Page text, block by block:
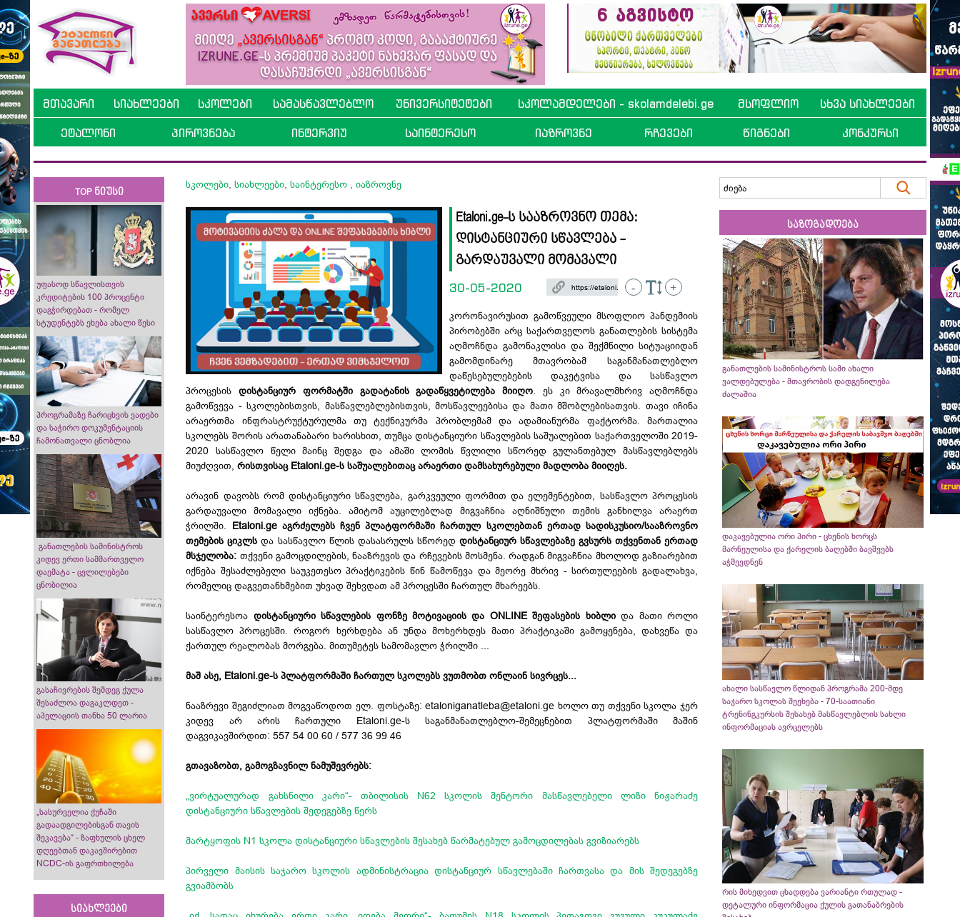
მთავარი სიახლეები სკოლები სამასწავლებლო უნივერსიტეტები სკოლამდელები - skolamdelebi.ge მსოფლიო სხვა სიახლეები
ეტალონი პიროვნება ინტერვიუ საინტერესო იაზროვნე რჩევები წიგნები კონკურსი
TOP ნიუსი
უფასოდ სწავლისთვის
კრედიტების 100 პროცენტი
დაგჭირდებათ - რომელ
სტუდენტებს ეხება ახალი წესი
პროგრამაზე ჩარიცხვის ვადები
და საჭირო დოკუმენტაციის
ჩამონათვალი ცნობლია
განათლების სამინისტროს
კიდევ ერთი სამმართველო
დაემატა - ცვლილებები
ცნობილია
გასაჩივრების შემდეგ ქულა
შესაძლოა დაგაკლდეთ -
აპელაციის თანხა 50 ლარია
„სასურველია ქუჩაში
გადაადგილებისგან თავის
შეკავება“ - ზაფხულის ცხელ
დღეებთან დაკავშირებით
NCDC-ის გაფრთხილება
სიახლეები
სკოლები ,სიახლეები ,საინტერესო ,იაზროვნე
Etaloni.ge-ს სააზროვნო თემა:
დისტანციური სწავლება -
გარდაუვალი მომავალი
30-05-2020 - +
კორონავირუსით გამოწვეული მსოფლიო პანდემიის
პირობებში არც საქართველოს განათლების სისტემა
აღმოჩნდა გამონაკლისი და შექმნილი სიტუაციიდან
გამომდინარე მთავრობამ საგანმანათლებლო
დაწესებულებების დაკეტვისა და სასწავლო
პროცესისდისტანციურ ფორმატში გადატანის გადაწყვეტილება მიიღო . ეს კი მრავალმხრივ აღმოჩნდა
გამოწვევა - სკოლებისთვის, მასწავლებლებისთვის, მოსწავლეებისა და მათი მშობლებისათვის. თავი იჩინა
არაერთმა ინფრასტრუქტურულმა თუ ტექნიკურმა პრობლემამ და ადამიანურმა ფაქტორმა. მართალია
სკოლებს შორის არათანაბარი ხარისხით, თუმცა დისტანციური სწავლების საშუალებით საქართველოში 2019-
2020 სასწავლო წელი მაინც შედგა და ამაში ლომის წვლილი სწორედ გულანთებულ მასწავლებლებს
მიუძღვით,რისთვისაც Etaloni.ge-ს საშუალებითაც არაერთი დამსახურებული მადლობა მიიღეს.
არავინ დავობს რომ დისტანციური სწავლება, გარკვეული ფორმით და ელემენტებით, სასწავლო პროცესის
გარდაუვალი მომავალი იქნება. ამიტომ აუცილებლად მიგვაჩნია აღნიშნული თემის განხილვა არაერთ
ჭრილში. Etaloni.ge აგრძელებს ჩვენ პლატფორმაში ჩართულ სკოლებთან ერთად სადისკუსიო/სააზროვნო
თემების ციკლს და სასწავლო წლის დასასრულს სწორედ დისტანციურ სწავლებაზე გვსურს თქვენთან ერთად
მსჯელობა: თქვენი გამოცდილების, ნააზრევის და რჩევების მოსმენა. რადგან მიგვაჩნია მხოლოდ გაზიარებით
იქნება შესაძლებელი საუკეთესო პრაქტიკების წინ წამოწევა და მეორე მხრივ - სირთულეების გადალახვა,
რომელიც დაგვეთანხმებით უხვად შეხვდათ ამ პროცესში ჩართულ მხარეებს.
საინტერესოა დისტანციური სწავლების ფონზე მოტივაციის და ONLINE შეფასების ხიბლიდა მათი როლი
სასწავლო პროცესში. როგორ ხერხდება ან უნდა მოხერხდეს მათი პრაქტიკაში გამოყენება, დახვეწა და
ქართულ რეალობას მორგება. მითუმეტეს სამომავლო ჭრილში ...
მაშ ასე, Etaloni.ge-ს პლატფორმაში ჩართულ სკოლებს ვუთმობთ ონლაინ სივრცეს...
ნააზრევი შეგიძლიათ მოგვაწოდოთ ელ. ფოსტაზე: etaloniganatleba@etaloni.ge ხოლო თუ თქვენი სკოლა ჯერ
კიდევ არ არის ჩართული Etaloni.ge-ს საგანმანათლებლო-შემეცნებით პლატფორმაში მაშინ
დაგვიკავშირდით: 557 54 00 60 / 577 36 99 46
გთავაზობთ, გამოგზავნილ ნამუშევრებს:
„ვირტუალურად გახსნილი კარი“- თბილისის N62 სკოლის მენტორი მასწავლებელი ლიზი ნიჟარაძე
დისტანციური სწავლების შედეგებზე წერს
მარტყოფის N1 სკოლა დისტანციური სწავლების შესახებ წარმატებულ გამოცდილებას გვიზიარებს
პირველი მაისის საჯარო სკოლის ადმინისტრაცია დისტანციურ სწავლებაში ჩართვასა და მის შედეგებზე
გვიამბობს
საზოგადოება
განათლების სამინისტროს სამი ახალი
ვალდებულება - მთავრობის დადგენილება
ძალაშია
დაკავებულია ორი პირი - ცხენის ხორცს
მარნეულისა და ქარელის ბაღებში ბავშვებს
აჭმევდნენ
ახალი სასწავლო წლიდან პროგრამა 200-მდე
საჯარო სკოლას შეეხება - 70-საათიანი
ტრენინგკურსის შესახებ მასწავლებლის სახლი
ინფორმაციას ავრცელებს
რის მიხედვით ცხადდება ვარიანტი რთულად -
დეტალური ინფორმაცია ქულის გათანაბრების